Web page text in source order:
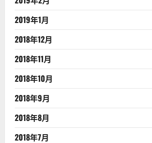
2019年1月
2018年12月
2018年11月
2018年10月
2018年9月
2018年8月
2018年7月